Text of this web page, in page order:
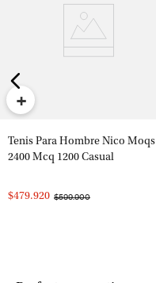
+
Tenis Para Hombre Nico Moqs
2400 Mcq 1200 Casual
$479.920 $599.900